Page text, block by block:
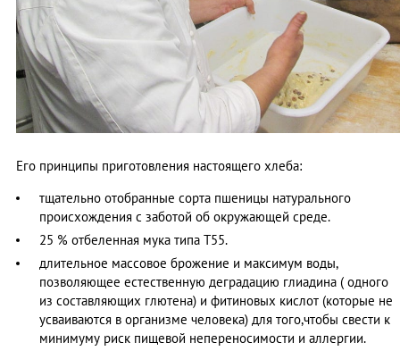
Его принципы приготовления настоящего хлеба:
тщательно отобранные сорта пшеницы натурального
происхождения с заботой об окружающей среде.
25 % отбеленная мука типа Т55.
длительное массовое брожение и максимум воды,
позволяющее естественную деградацию глиадина ( одного
из составляющих глютена) и фитиновых кислот (которые не
усваиваются в организме человека) для того,чтобы свести к
минимуму риск пищевой непереносимости и аллергии.